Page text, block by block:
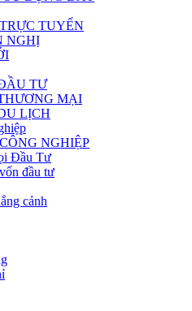
TUYẾN
NGHỊ
TƯ
MẠI
LỊCH
NGHIỆP
Đầu Tư
đầu tư
cảnh